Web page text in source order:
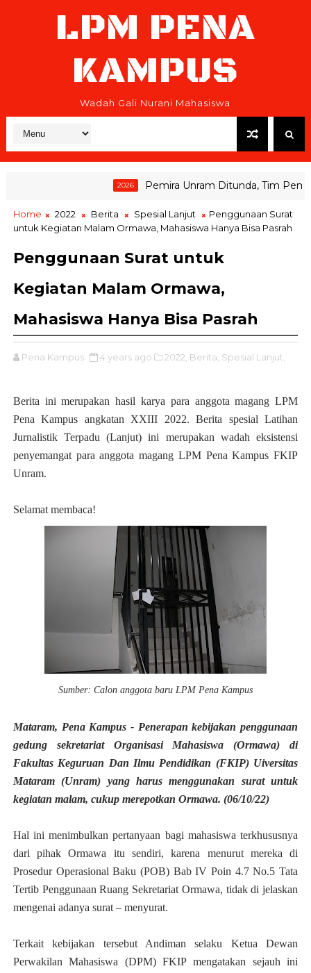
LPM PENA
KAMPUS
Wadah Gali Nurani Mahasiswa
Pemira Unram Ditunda, Tim
Home 2022 Berita Spesial Lanjut
Penggunaan Surat
untuk Kegiatan Malam Ormawa, Mahasiswa Hanya Bisa Pasrah
Penggunaan Surat untuk
Kegiatan Malam Ormawa,
Mahasiswa Hanya Bisa Pasrah
Pena Kampus 4 years ago 2022, Berita, Spesial Lanjut,
Berita ini merupakan hasil karya para anggota magang LPM
Pena Kampus angkatan XXIII 2022. Berita spesial Latihan
Jurnalistik Terpadu (Lanjut) ini merupakan wadah eksistensi
penyemangat para anggota magang LPM Pena Kampus FKIP
Unram.
Selamat membaca!
Sumber: Calon anggota baru LPM Pena Kampus
Mataram, Pena Kampus - Penerapan kebijakan penggunaan
gedung sekretariat Organisasi Mahasiswa (Ormawa) di
Fakultas Keguruan Dan Ilmu Pendidikan (FKIP) Uiversitas
Mataram (Unram) yang harus menggunakan surat untuk
kegiatan malam, cukup merepotkan Ormawa. (06/10/22)
Hal ini menimbulkan pertanyaan bagi mahasiswa terkhususnya
dari pihak Ormawa itu sendiri, karena menurut mereka di
Prosedur Operasional Baku (POB) Bab IV Poin 4.7 No.5 Tata
Tertib Penggunaan Ruang Sekretariat Ormawa, tidak di jelaskan
mengenai adanya surat – menyurat.
Terkait kebijakan tersebut Andiman selaku Ketua Dewan
Perwakilan Mahasiswa (DPM) FKIP mengatakan sejauh ini